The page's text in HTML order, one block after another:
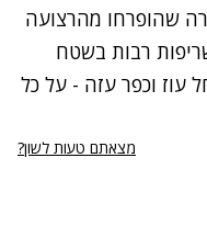
שהופרחו מהרצועה
רבות בשטח
עוז וכפר עזה - על כל
מצאתם טעות לשון?